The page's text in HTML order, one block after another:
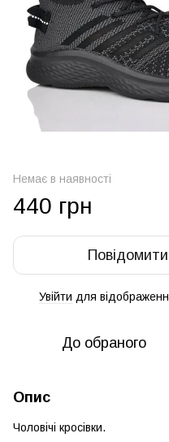
Немає в наявності
440 грн
Увійти для
До обраного
Опис
Чоловічі кросівки.